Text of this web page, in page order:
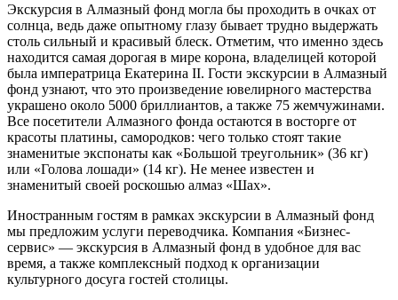
Экскурсия в Алмазный фонд могла бы проходить в очках от
солнца, ведь даже опытному глазу бывает трудно выдержать
столь сильный и красивый блеск. Отметим, что именно здесь
находится самая дорогая в мире корона, владелицей которой
была императрица Екатерина II. Гости экскурсии в Алмазный
фонд узнают, что это произведение ювелирного мастерства
украшено около 5000 бриллиантов, а также 75 жемчужинами.
Все посетители Алмазного фонда остаются в восторге от
красоты платины, самородков: чего только стоят такие
знаменитые экспонаты как «Большой треугольник» (36 кг)
или «Голова лошади» (14 кг). Не менее известен и
знаменитый своей роскошью алмаз «Шах».
Иностранным гостям в рамках экскурсии в Алмазный фонд
мы предложим услуги переводчика. Компания «Бизнес-
сервис» — экскурсия в Алмазный фонд в удобное для вас
время, а также комплексный подход к организации
культурного досуга гостей столицы.